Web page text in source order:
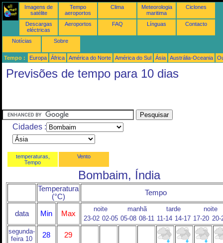
Imagens de
satélite
Tempo
aeroportos
Clima
Meteorologia
maritima
Ciclones
Descargas
eléctricas
Aeroportos FAQ Línguas Contacto
Notícias Sobre
Tempo : Europa África América do Norte América do Sul Ásia Austrália-Oceania
Previsões de tempo para 10 dias
Cidades :
temperaturas,
Tempo
Vento
Bombaim, Índia
Temperatura
(°C)
Tempo
data Min Max
noite manhã tarde
noite
23-02 02-05 05-08 08-11 11-14 14-17 17-20 20-
segunda-
feira 10
28 29